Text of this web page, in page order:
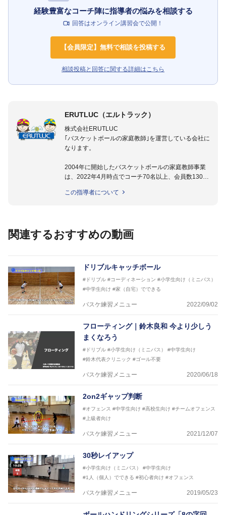
経験豊富なコーチ陣に指導者の悩みを相談する
回答はオンライン講習会で公開！
【会員限定】無料で相談を投稿する
相談投稿と回答に関する詳細はこちら
ERUTLUC（エルトラック）
株式会社ERUTLUC
｢バスケットボールの家庭教師｣を運営している会社に
なります。
2004年に開始したバスケットボールの家庭教師事業
は、2022年4月時点でコーチ70名以上、会員数1300
指導実績多数・各地講習会なども担当しており、「は
など多くの書籍・DVDも監修しています。
2016年U12ナショナルキャンプヘッドコーチ
2016年U13ナショナルキャンプヘッドコーチ
2016年男子日本代表サポートコーチ
2017年U12ナショナルキャンプヘッドコーチ
2017年U13ナショナルキャンプヘッドコーチ
リーコーチ
2018年U12ナショナルキャンプヘッドコーチ
2018年U13ナショナルキャンプヘッドコーチ
2018年～2021年男子日本代表サポートコーチ
2021年～女子日本代表アシスタントコーチ
この指導者について
関連するおすすめの動画
ドリブルキャッチボール
#ドリブル #コーディネーション #小学生向け（ミニバス）
#中学生向け #家（自宅）でできる
バスケ練習メニュー 2022/09/02
フローティング｜鈴木良和 今より少しう
まくなろう
#ドリブル #小学生向け（ミニバス）
#中学生向け
#鈴木代表クリニック #ゴール不要
バスケ練習メニュー 2020/06/18
2on2ギャップ判断
#オフェンス #中学生向け #高校生向け #チームオフェンス
#上級者向け
バスケ練習メニュー 2021/12/07
30秒レイアップ
#小学生向け（ミニバス）
#中学生向け
#1人（個人）でできる #初心者向け #オフェンス
バスケ練習メニュー 2019/05/23